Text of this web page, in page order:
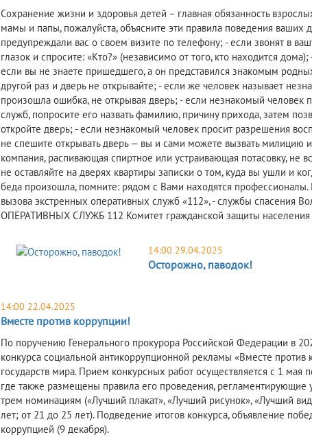
Сохранение жизни и здоровья детей – главная обязанность
мамы и папы, пожалуйста, объясните эти правила поведения ваших
предупреждали вас о своем визите по телефону; - если звонят в
глазок и спросите: «Кто?» (независимо от того, кто находится
если вы не знаете пришедшего, а он представился знакомым
другой раз и дверь не открывайте; - если же человек называет
произошла ошибка, не открывая дверь; - если незнакомый
служб, попросите его назвать фамилию, причину прихода, затем
откройте дверь; - если незнакомый человек просит разрешения
не спешите открывать дверь — вы и сами можете вызвать
компания, распивающая спиртное или устраивающая потасовку, не
не оставляйте на дверях квартиры записки о том, куда вы ушли и
беда произошла, помните: рядом с Вами находятся
вызова экстренных оперативных служб «112», - службы
ОПЕРАТИВНЫХ СЛУЖБ 112 Комитет гражданской защиты населения
14:00 29.04.2025
Осторожно, паводок!
14:00 22.04.2025
Вместе против коррупции!
По поручению Генерального прокурора Российской Федерации в
конкурса социальной антикоррупционной рекламы «Вместе
государств мира. Прием конкурсных работ осуществляется с 1
где также размещены правила его проведения, регламентирующие
трем номинациям («Лучший плакат», «Лучший рисунок», «Лучший
лет; от 21 до 25 лет). Подведение итогов конкурса, объявление
коррупцией (9 декабря).